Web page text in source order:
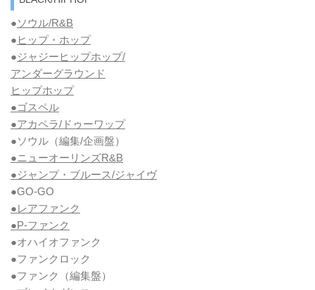
●ソウル/R&B
● ヒップ・ホップ
●ジャジーヒップホップ/
アンダーグラウンド
ヒップホップ
●ゴスペル
●アカペラ/ドゥーワップ
●ソウル （編集/企画盤）
●ニューオーリンズR&B
●ジャンプ・ブルース/ジャイヴ
●GO-GO
●レアファンク
●P-ファンク
●オハイオファンク
●ファンクロック
●ファンク
（編集盤）